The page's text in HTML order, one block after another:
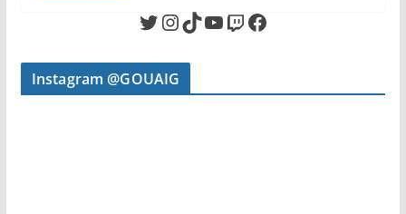
Twitter InstagramTikTok YouTube Twitch Facebook
Instagram @GOUAIG